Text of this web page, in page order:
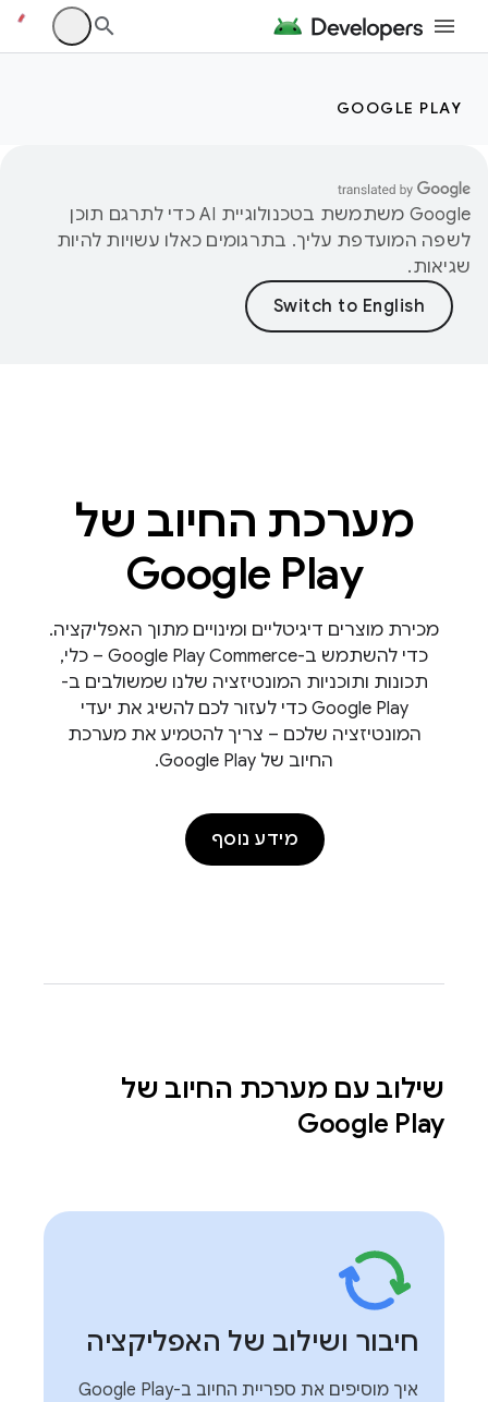
GOOGLE PLAY
‫Google משתמשת בטכנולוגיית AI כדי לתרגם תוכן
לשפה המועדפת עליך. בתרגומים כאלו עשויות להיות
שגיאות.
מערכת החיוב של
Google Play
מכירת מוצרים דיגיטליים ומינויים מתוך האפליקציה.
כדי להשתמש ב-Google Play Commerce – כלי,
תכונות ותוכניות המונטיזציה שלנו שמשולבים ב-
Google Play כדי לעזור לכם להשיג את יעדי
המונטיזציה שלכם – צריך להטמיע את מערכת
החיוב של Google Play.
מידע נוסף
שילוב עם מערכת החיוב של
Google Play‏
חיבור ושילוב של האפליקציה
איך מוסיפים את ספריית החיוב ב-Google Play